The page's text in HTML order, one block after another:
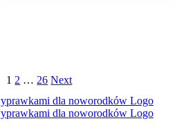
1 2 … 26 Next